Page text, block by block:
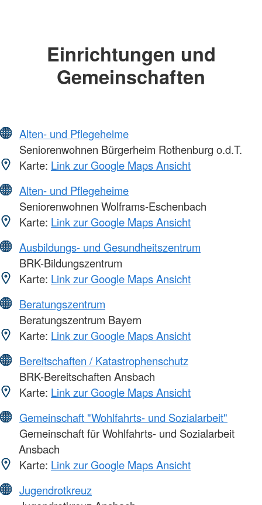
Einrichtungen und
Gemeinschaften
Alten- und Pflegeheime
Seniorenwohnen Bürgerheim Rothenburg o.d.T.
Karte: Link zur Google Maps Ansicht
Alten- und Pflegeheime
Seniorenwohnen Wolframs-Eschenbach
Karte: Link zur Google Maps Ansicht
Ausbildungs- und Gesundheitszentrum
BRK-Bildungszentrum
Karte: Link zur Google Maps Ansicht
Beratungszentrum
Beratungszentrum Bayern
Karte: Link zur Google Maps Ansicht
Bereitschaften / Katastrophenschutz
BRK-Bereitschaften Ansbach
Karte: Link zur Google Maps Ansicht
Gemeinschaft "Wohlfahrts- und Sozialarbeit"
Gemeinschaft für Wohlfahrts- und Sozialarbeit
Ansbach
Karte: Link zur Google Maps Ansicht
Jugendrotkreuz